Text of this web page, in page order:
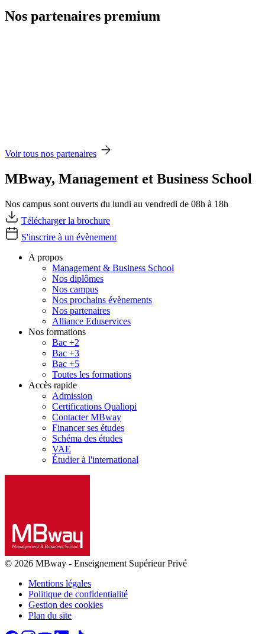
Nos partenaires premium
Voir tous nos partenaires
MBway, Management et Business School
Nos campus sont ouverts du lundi au vendredi de 08h à 18h
Télécharger la brochure
S'inscrire à un évènement
A propos
Management & Business School
Nos diplômes
Nos campus
Nos prochains évènements
Nos partenaires
Alliance Eduservices
Nos formations
Bac +2
Bac +3
Bac +5
Toutes les formations
Accès rapide
Admission
Certifications Qualiopi
Contacter MBway
Financer ses études
Schéma des études
VAE
Étudier à l'international
© 2026 MBway - Enseignement Supérieur Privé
Mentions légales
Politique de confidentialité
Gestion des cookies
Plan du site